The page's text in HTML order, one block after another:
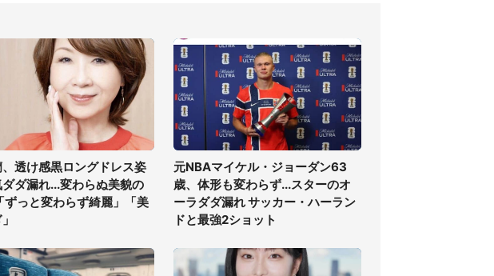
透け感黒ロングドレス姿
ダ漏れ...変わらぬ美貌の
ずっと変わらず綺麗」「美
元NBAマイケル・ジョーダン63
歳、体形も変わらず...スターのオ
ーラダダ漏れ サッカー・ハーラン
ドと最強2ショット